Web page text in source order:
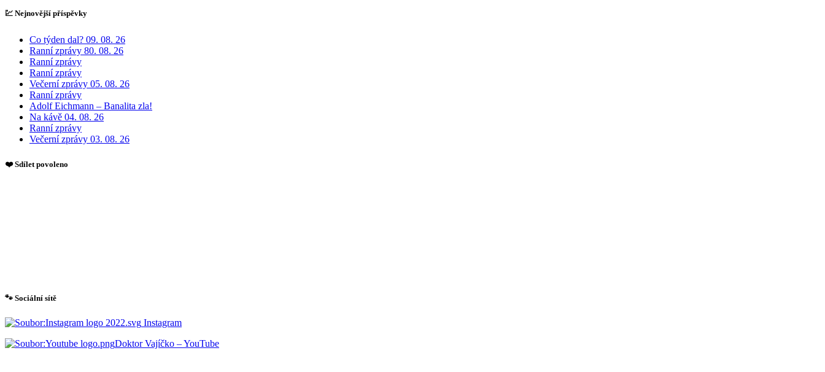
💹 Nejnovější příspěvky
Co týden dal? 09. 08. 26
Ranní zprávy 80. 08. 26
Ranní zprávy
Ranní zprávy
Večerní zprávy 05. 08. 26
Ranní zprávy
Adolf Eichmann – Banalita zla!
Na kávě 04. 08. 26
Ranní zprávy
Večerní zprávy 03. 08. 26
❤️ Sdílet povoleno
🐾 Sociální sítě
Instagram
Doktor Vajíčko – YouTube